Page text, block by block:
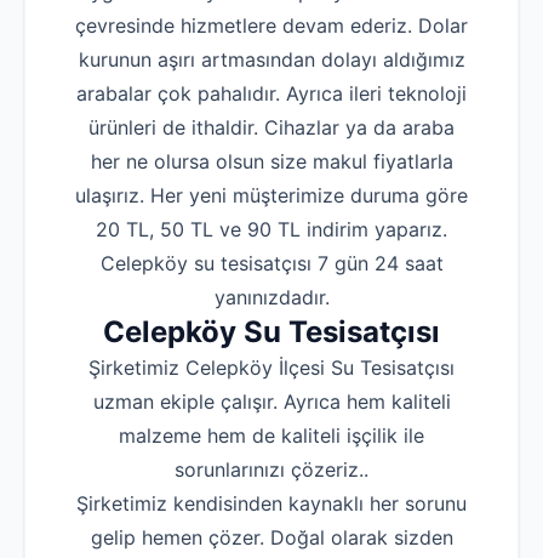
çevresinde hizmetlere devam ederiz. Dolar
kurunun aşırı artmasından dolayı aldığımız
arabalar çok pahalıdır. Ayrıca ileri teknoloji
ürünleri de ithaldir. Cihazlar ya da araba
her ne olursa olsun size makul fiyatlarla
ulaşırız. Her yeni müşterimize duruma göre
20 TL, 50 TL ve 90 TL indirim yaparız.
Celepköy su tesisatçısı 7 gün 24 saat
yanınızdadır.
Celepköy Su Tesisatçısı
Şirketimiz Celepköy İlçesi Su Tesisatçısı
uzman ekiple çalışır. Ayrıca hem kaliteli
malzeme hem de kaliteli işçilik ile
sorunlarınızı çözeriz..
Şirketimiz kendisinden kaynaklı her sorunu
gelip hemen çözer. Doğal olarak sizden